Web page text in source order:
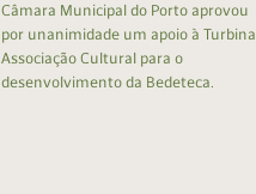
Câmara Municipal do Porto aprovou
por unanimidade um apoio à Turbina
Associação Cultural para o
desenvolvimento da Bedeteca.